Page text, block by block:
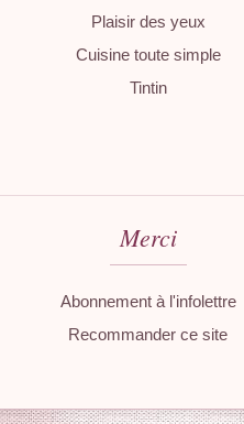
Plaisir des yeux
Cuisine toute simple
Tintin
Merci
Abonnement à l'infolettre
Recommander ce site